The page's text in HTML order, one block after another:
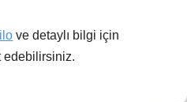
ve detaylı bilgi için
edebilirsiniz.